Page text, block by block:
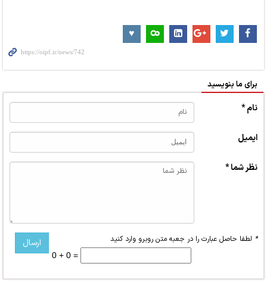
برای ما بنویسید
نام *
ایمیل
نظر شما *
* لطفا حاصل عبارت را در جعبه متن روبرو وارد کنید
0 + 0 =